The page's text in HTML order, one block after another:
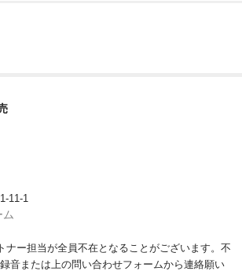
づく表示
11-1
ナー担当が全員不在となることがございます。不
音または上の問い合わせフォームから連絡願い